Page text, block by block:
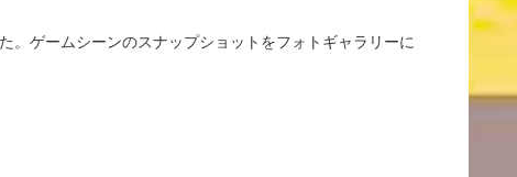
ゲームシーンのスナップショットをフォトギャラリーに